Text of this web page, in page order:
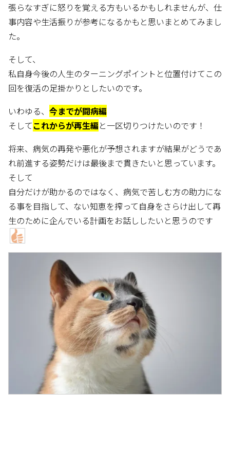
張らなすぎに怒りを覚える方もいるかもしれませんが、仕
事内容や生活振りが参考になるかもと思いまとめてみまし
た。
そして、
私自身今後の人生のターニングポイントと位置付けてこの
回を復活の足掛かりとしたいのです。
いわゆる、 今までが闘病編
そしてこれからが再生編と一区切りつけたいのです！
将来、病気の再発や悪化が予想されますが結果がどうであ
れ前進する姿勢だけは最後まで貫きたいと思っています。
そして
自分だけが助かるのではなく、病気で苦しむ方の助力にな
る事を目指して、ない知恵を搾って自身をさらけ出して再
生のために企んでいる計画をお話ししたいと思うのです